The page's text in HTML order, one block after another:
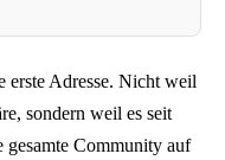
Adresse. Nicht weil
sondern weil es seit
gesamte Community auf